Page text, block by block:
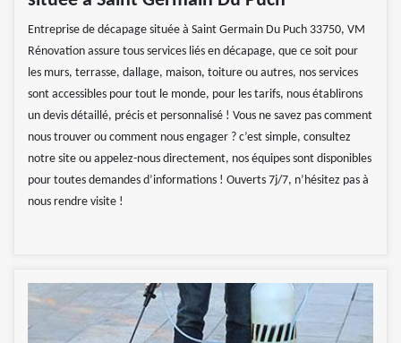
Entreprise de décapage située à Saint Germain Du Puch 33750, VM
Rénovation assure tous services liés en décapage, que ce soit pour
les murs, terrasse, dallage, maison, toiture ou autres, nos services
sont accessibles pour tout le monde, pour les tarifs, nous établirons
un devis détaillé, précis et personnalisé ! Vous ne savez pas comment
nous trouver ou comment nous engager ? c’est simple, consultez
notre site ou appelez-nous directement, nos équipes sont disponibles
pour toutes demandes d’informations ! Ouverts 7j/7, n’hésitez pas à
nous rendre visite !